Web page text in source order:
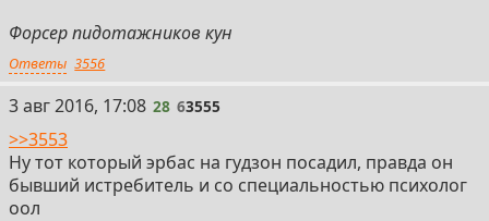
Форсер пидотажников кун
Ответы 3556
28
3 авг 2016, 17:08 28 63555
>>3553
Ну тот который эрбас на гудзон посадил, правда он
бывший истребитель и со специальностью психолог
оол